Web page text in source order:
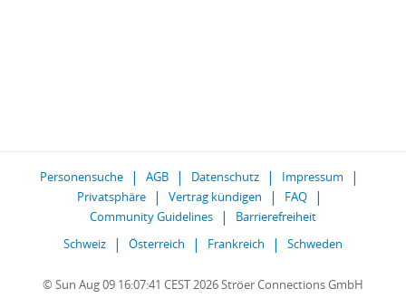
Personensuche AGB Datenschutz
Impressum
Privatsphäre
Vertrag kündigen
FAQ
Community Guidelines
Barrierefreiheit
Schweiz
Österreich Frankreich Schweden
© Sun Aug 09 16:07:41 CEST 2026 Ströer Connections GmbH